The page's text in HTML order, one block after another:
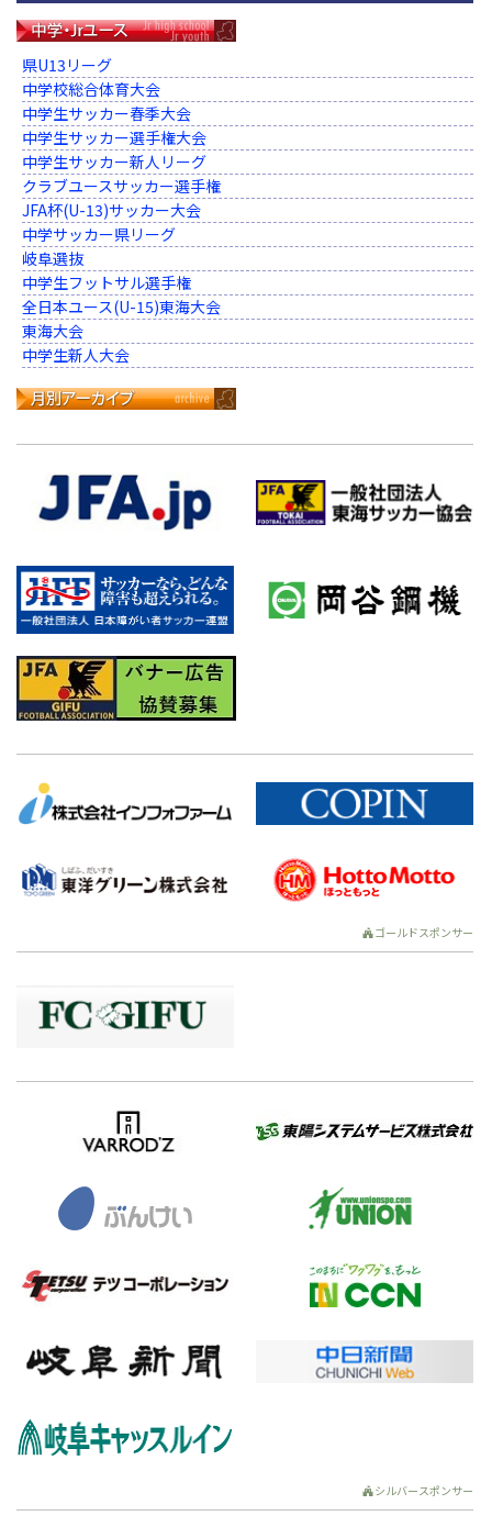
県U13リーグ
中学校総合体育大会
中学生サッカー春季大会
中学生サッカー選手権大会
中学生サッカー新人リーグ
クラブユースサッカー選手権
JFA杯(U-13)サッカー大会
中学サッカー県リーグ
岐阜選抜
中学生フットサル選手権
全日本ユース(U-15)東海大会
東海大会
中学生新人大会
ゴールドスポンサー
シルバースポンサー